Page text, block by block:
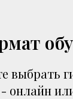
выбрать
- онлайн